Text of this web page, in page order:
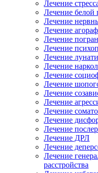
Лечение
Лечение белой
Лечение
Лечение
Лечение
Лечение
Лечение
Лечение
Лечение
Лечение
Лечение
Лечение
Лечение
Лечение
Лечение
Лечение ДРЛ
Лечение
Лечение
расстройства